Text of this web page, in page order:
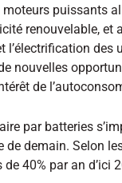
puissants
renouvelable,
l’électrification
nouvelles
de
par batteries
de demain. Selon
40% par an d’ici